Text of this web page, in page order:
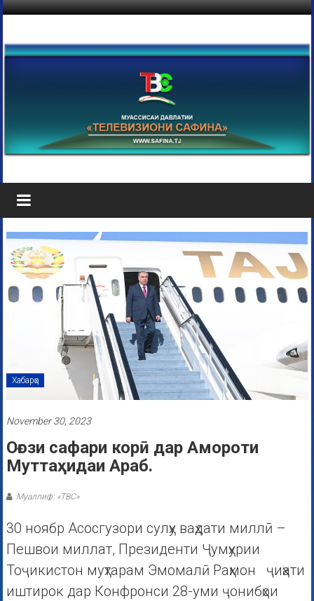
Хабарҳо
November 30, 2023
Оғози сафари корӣ дар Амороти
Муттаҳидаи Араб.
Муаллиф: «ТВС»
30 ноябр Асосгузори сулҳу ваҳдати миллӣ –
Пешвои миллат, Президенти Ҷумҳурии
Тоҷикистон муҳтарам Эмомалӣ Раҳмон ҷиҳати
иштирок дар Конфронси 28-уми ҷонибҳои